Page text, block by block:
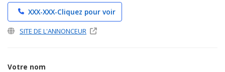
XXX-XXX-Cliquez pour voir
SITE DE L'ANNONCEUR
Votre nom